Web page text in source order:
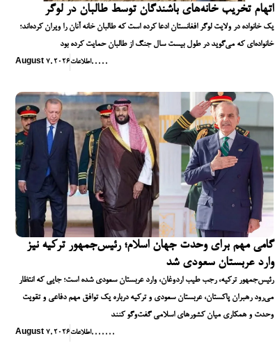
اتهام تخریب خانه‌های باشندگان توسط طالبان در لوگر
یک خانواده در ولایت لوگر افغانستان ادعا کرده است که طالبان خانه آنان را ویران کرده‌اند؛
خانواده‌ای که می‌گوید در طول بیست سال جنگ از طالبان حمایت کرده بود
August 7, 2026اطلاعات, , , , ,
گامی مهم برای وحدت جهان اسلام؛ رئیس‌جمهور ترکیه نیز
وارد عربستان سعودی شد
رئیس‌جمهور ترکیه، رجب طیب اردوغان، وارد عربستان سعودی شده است؛ جایی که انتظار
می‌رود رهبران پاکستان، عربستان سعودی و ترکیه درباره یک توافق مهم دفاعی و تقویت
وحدت و همکاری میان کشورهای اسلامی گفت‌وگو کنند
August 7, 2026اطلاعات, , , , , , ,